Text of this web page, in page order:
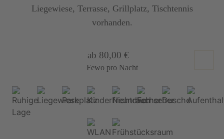
Liegewiese, Terrasse, Grillplatz, Tischtennis
vorhanden.
ab 80,00 €
Fewo pro Nacht